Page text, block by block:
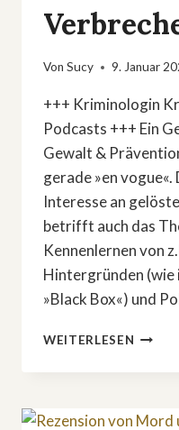
Von Sucy 9. Januar
+++ Kriminologin
Podcasts +++ Ein
Gewalt &
gerade »en
Interesse an
betrifft auch das
Kennenlernen von
Hintergründen (wie
»Black Box«) und
WEITERLESEN DIE
VOM